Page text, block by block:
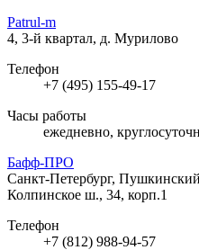
Patrul-m
4, 3-й квартал, д. Мурилово
Телефон
+7 (495) 155-49-17
Часы работы
ежедневно,
Бафф-ПРО
Санкт-Петербург,
Колпинское ш., 34, корп.1
Телефон
+7 (812) 988-94-57